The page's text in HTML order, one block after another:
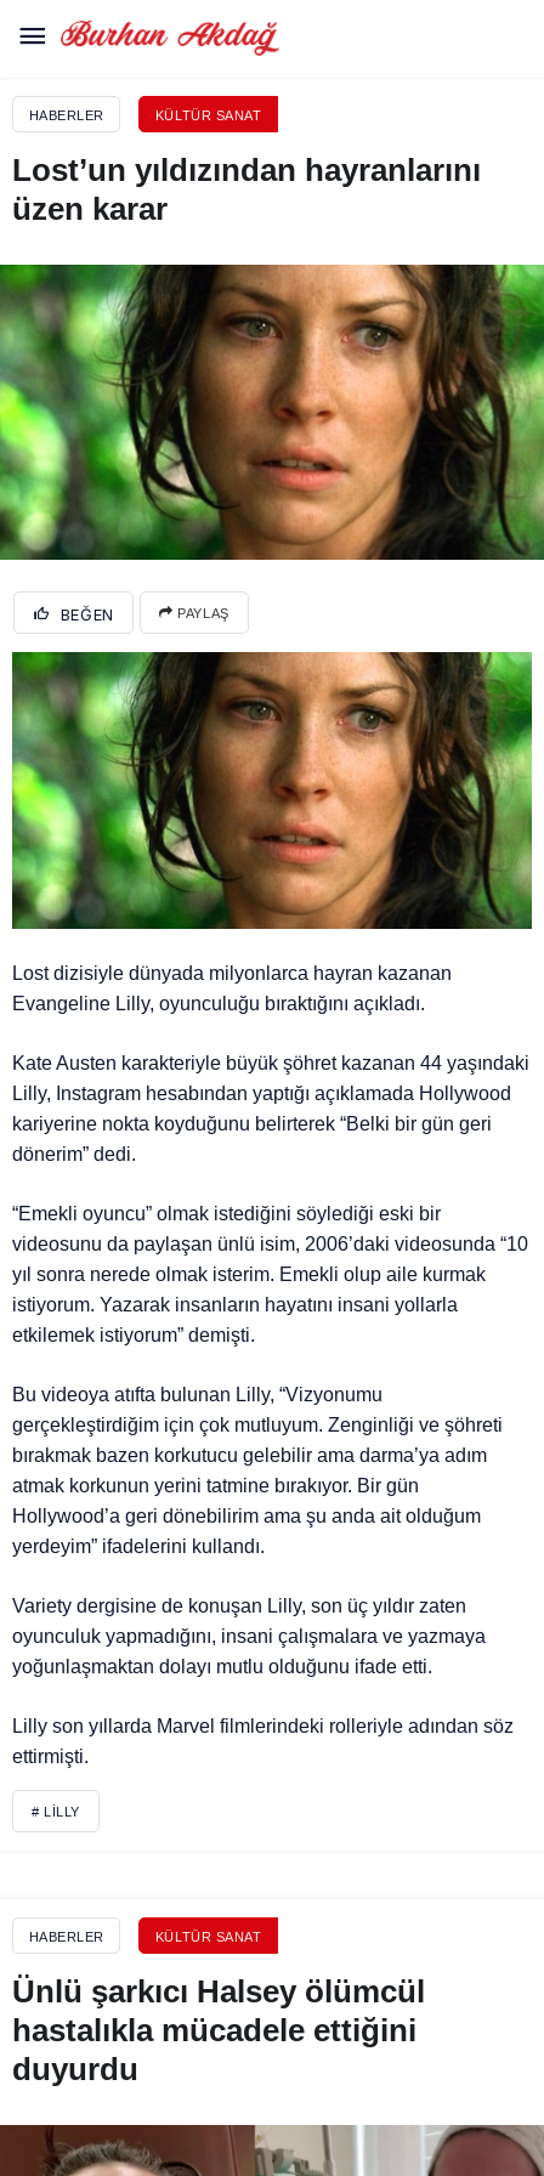
HABERLER KÜLTÜR SANAT
Lost’un yıldızından hayranlarını
üzen karar
BEĞEN PAYLAŞ
Lost dizisiyle dünyada milyonlarca hayran kazanan
Evangeline Lilly, oyunculuğu bıraktığını açıkladı.
Kate Austen karakteriyle büyük şöhret kazanan 44 yaşındaki
Lilly, Instagram hesabından yaptığı açıklamada Hollywood
kariyerine nokta koyduğunu belirterek “Belki bir gün geri
dönerim” dedi.
“Emekli oyuncu” olmak istediğini söylediği eski bir
videosunu da paylaşan ünlü isim, 2006’daki videosunda “10
yıl sonra nerede olmak isterim. Emekli olup aile kurmak
istiyorum. Yazarak insanların hayatını insani yollarla
etkilemek istiyorum” demişti.
Bu videoya atıfta bulunan Lilly, “Vizyonumu
gerçekleştirdiğim için çok mutluyum. Zenginliği ve şöhreti
bırakmak bazen korkutucu gelebilir ama darma’ya adım
atmak korkunun yerini tatmine bırakıyor. Bir gün
Hollywood’a geri dönebilirim ama şu anda ait olduğum
yerdeyim” ifadelerini kullandı.
Variety dergisine de konuşan Lilly, son üç yıldır zaten
oyunculuk yapmadığını, insani çalışmalara ve yazmaya
yoğunlaşmaktan dolayı mutlu olduğunu ifade etti.
Lilly son yıllarda Marvel filmlerindeki rolleriyle adından söz
ettirmişti.
# LILLY
HABERLER KÜLTÜR SANAT
Ünlü şarkıcı Halsey ölümcül
hastalıkla mücadele ettiğini
duyurdu